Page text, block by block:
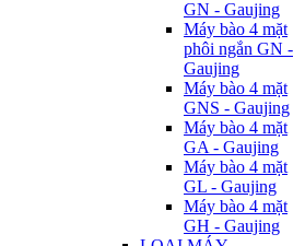
GN - Gaujing
Máy bào 4 mặt
phôi ngắn GN -
Gaujing
Máy bào 4 mặt
GNS - Gaujing
Máy bào 4 mặt
GA - Gaujing
Máy bào 4 mặt
GL - Gaujing
Máy bào 4 mặt
GH - Gaujing